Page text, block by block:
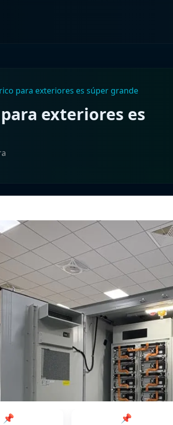
para exteriores es súper grande
exteriores es
📌 📌